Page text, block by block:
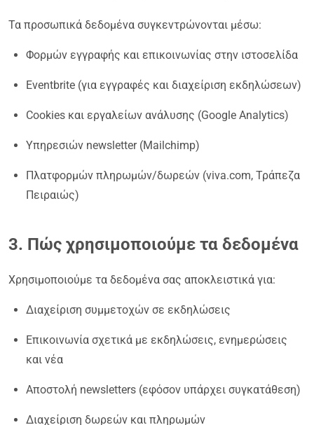
Τα προσωπικά δεδομένα συγκεντρώνονται μέσω:
Φορμών εγγραφής και επικοινωνίας στην ιστοσελίδα
Eventbrite (για εγγραφές και διαχείριση εκδηλώσεων)
Cookies και εργαλείων ανάλυσης (Google Analytics)
Υπηρεσιών newsletter (Mailchimp)
Πλατφορμών πληρωμών/δωρεών (viva.com, Τράπεζα
Πειραιώς)
3. Πώς χρησιμοποιούμε τα δεδομένα
Χρησιμοποιούμε τα δεδομένα σας αποκλειστικά για:
Διαχείριση συμμετοχών σε εκδηλώσεις
Επικοινωνία σχετικά με εκδηλώσεις, ενημερώσεις
και νέα
Αποστολή newsletters (εφόσον υπάρχει συγκατάθεση)
Διαχείριση δωρεών και πληρωμών